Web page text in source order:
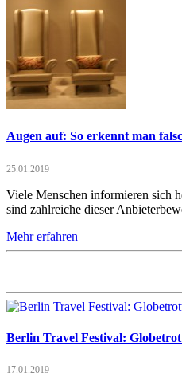
Augen auf: So erkennt man
25.01.2019
Viele Menschen informieren sich
sind zahlreiche dieser
Mehr erfahren
Berlin Travel Festival:
17.01.2019